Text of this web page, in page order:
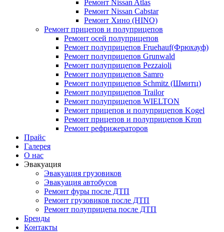
Ремонт Nissan Atlas
Ремонт Nissan Cabstar
Ремонт Хино (HINO)
Ремонт прицепов и полуприцепов
Ремонт осей полуприцепов
Ремонт полуприцепов Fruehauf(Фрюхауф)
Ремонт полуприцепов Grunwald
Ремонт полуприцепов Pezzaioli
Ремонт полуприцепов Samro
Ремонт полуприцепов Schmitz (Шмитц)
Ремонт полуприцепов Trailor
Ремонт полуприцепов WIELTON
Ремонт прицепов и полуприцепов Kogel
Ремонт прицепов и полуприцепов Kron
Ремонт рефрижераторов
Прайс
Галерея
О нас
Эвакуация
Эвакуация грузовиков
Эвакуация автобусов
Ремонт фуры после ДТП
Ремонт грузовиков после ДТП
Ремонт полуприцепа после ДТП
Бренды
Контакты